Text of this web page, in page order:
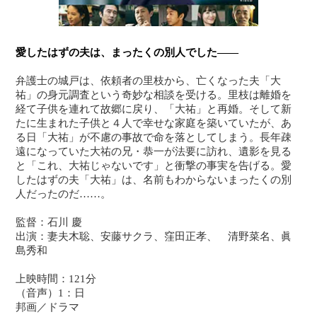
愛したはずの夫は、まったくの別人でした――
弁護士の城戸は、依頼者の里枝から、亡くなった夫「大
祐」の身元調査という奇妙な相談を受ける。里枝は離婚を
経て子供を連れて故郷に戻り、「大祐」と再婚。そして新
たに生まれた子供と４人で幸せな家庭を築いていたが、あ
る日「大祐」が不慮の事故で命を落としてしまう。長年疎
遠になっていた大祐の兄・恭一が法要に訪れ、遺影を見る
と「これ、大祐じゃないです」と衝撃の事実を告げる。愛
したはずの夫「大祐」は、名前もわからないまったくの別
人だったのだ……。
監督：石川 慶
出演：妻夫木聡、安藤サクラ、窪田正孝、 清野菜名、眞
島秀和
上映時間：121分
（音声）1：日
邦画／ドラマ